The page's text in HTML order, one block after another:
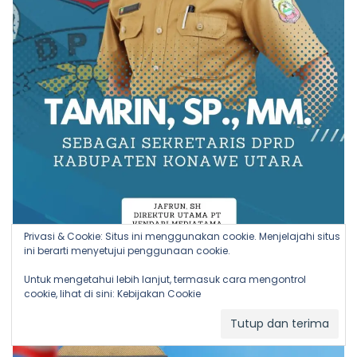
Privasi & Cookie: Situs ini menggunakan cookie. Menjelajahi situs
ini berarti menyetujui penggunaan cookie.
Untuk mengetahui lebih lanjut, termasuk cara mengontrol
cookie, lihat di sini: Kebijakan Cookie